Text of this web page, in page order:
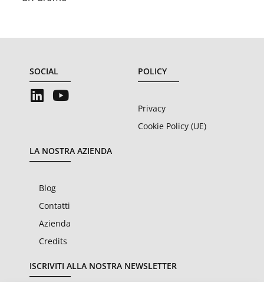
SOCIAL POLICY
Privacy
Cookie Policy (UE)
LA NOSTRA AZIENDA
Blog
Contatti
Azienda
Credits
ISCRIVITI ALLA NOSTRA NEWSLETTER